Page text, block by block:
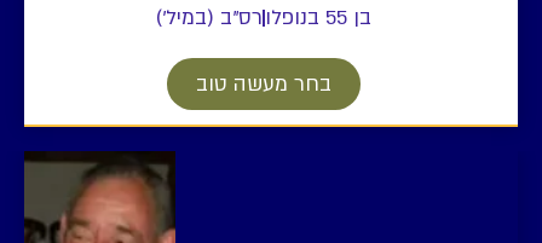
בן 55 בנופלו
רס"ב (במיל')
בחר מעשה טוב